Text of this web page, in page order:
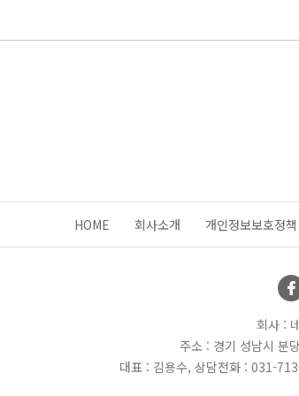
HOME 회사소개 개인정보보호정책
회사 :
주소 : 경기 성남시 분
대표 : 김용수, 상담전화 : 031-